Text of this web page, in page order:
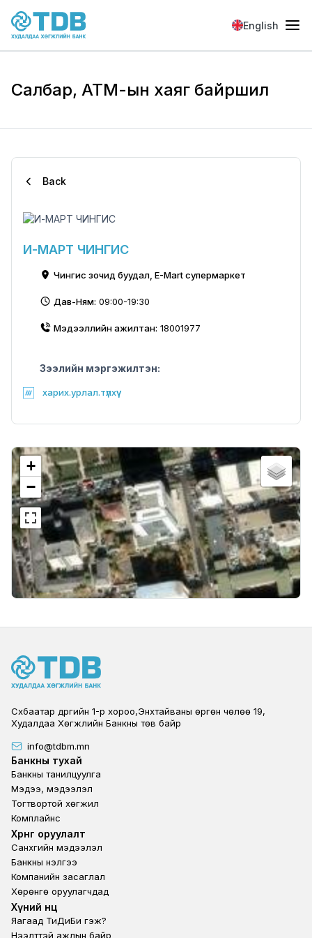
Skip to main content
English
Салбар, АТМ-ын хаяг байршил
Back
И-МАРТ ЧИНГИС
Чингис зочид буудал, E-Mart супермаркет
Дав-Ням: 09:00-19:30
Мэдээллийн ажилтан: 18001977
Зээлийн мэргэжилтэн:
харих.урлал.түлхүү
+
−
Сүхбаатар дүүргийн 1-р хороо,Энхтайваны өргөн чөлөө 19,
Худалдаа Хөгжлийн Банкны төв байр
info@tdbm.mn
Footer
Банкны тухай
Банкны танилцуулга
Мэдээ, мэдээлэл
Тогтвортой хөгжил
Комплайнс
Footer third
Хөрөнгө оруулалт
Санхүүгийн мэдээлэл
Банкны үнэлгээ
Компанийн засаглал
Хөрөнгө оруулагчдад
Footer second
Хүний нөөц
Яагаад ТиДиБи гэж?
Нээлттэй ажлын байр